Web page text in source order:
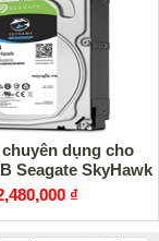
dụng cho
Seagate SkyHawk
₫